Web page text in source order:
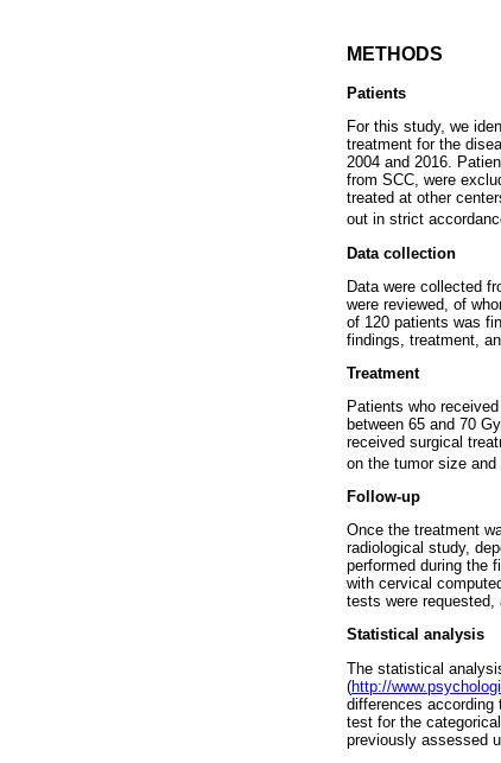
METHODS
Patients
For this study, we
treatment for the
2004 and 2016.
from SCC, were
treated at other
out in strict
Data collection
Data were collected
were reviewed, of
of 120 patients was
findings, treatment,
Treatment
Patients who
between 65 and 70
received surgical
on the tumor size and
Follow-up
Once the treatment
radiological study,
performed during the
with cervical
tests were requested,
Statistical analysis
The statistical
(http://
differences according
test for the
previously assessed